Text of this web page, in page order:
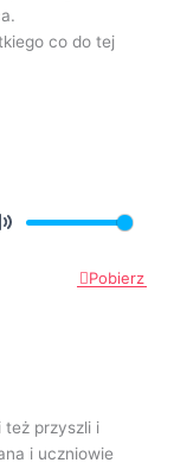
co do tej
Pobierz
też przyszli i
i uczniowie